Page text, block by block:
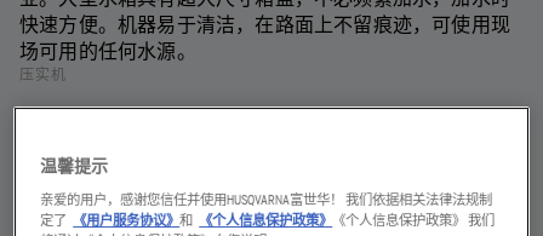
快速方便。机器易于清洁，在路面上不留痕迹，可使用现
场可用的任何水源。
压实机
电源
汽油 420 毫米
温馨提示
亲爱的用户，感谢您信任并使用HUSQVARNA富世华！ 我们依据相关法律法规制
定了
《用户服务协议》和 《个人信息保护政策》
《个人信息保护政策》 我们